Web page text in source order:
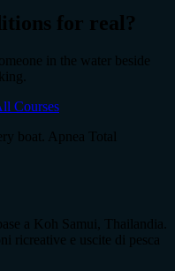
for real?
in the water beside
Courses
boat. Apnea Total
a Koh Samui, Thailandia.
ricreative e uscite di pesca